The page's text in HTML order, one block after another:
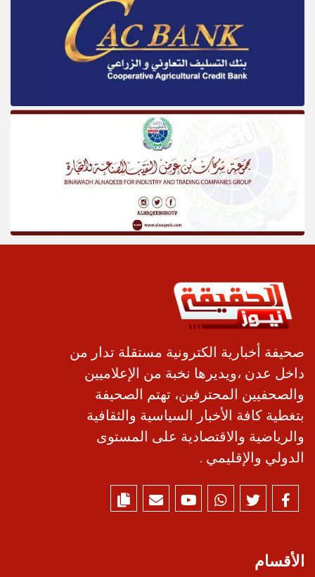
صحيفة أخبارية الكترونية مستقلة تدار من
داخل عدن ،ويديرها نخبة من الإعلاميين
والصحفيين المحترفين، تهتم الصحيفة
بتغطية كافة الأخبار السياسية والثقافية
والرياضية والاقتصادية على المستوى
الدولي والإقليمي .
الأقسام